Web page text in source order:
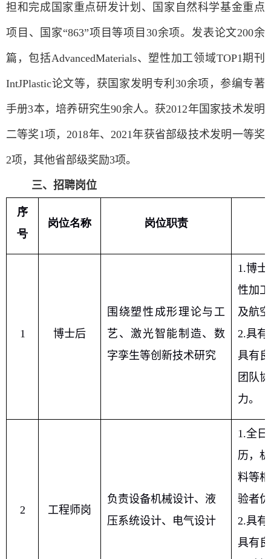
担和完成国家重点研发计划、国家自然科学基金重点
项目、国家“863”项目等项目 30余项。发表论文200余
篇，包括AdvancedMaterials、塑性加工领域TOP1期刊
IntJPlastic论文等，获国家发明专利 30余项，参编专著
手册3本，培养研究生90余人。获2012年国家技术发明
二等奖1项， 2018年、 2021年获省部级技术发明一等奖
2项，其他省部级奖励3项。
三、招聘岗位
序
号
岗位名称 岗位职责
1 博士后
围绕塑性成形理论与工
艺、激光智能制造、数
字孪生等创新技术研究
1.博士
性加
及航
2.具有
具有
团队
力。
2 工程师岗
负责设备机械设计、液
压系统设计、电气设计
1.全日
历，
料等
验者
2.具有
具有